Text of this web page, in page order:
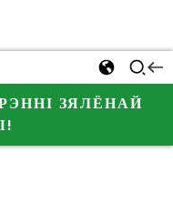
ЗЯЛЁНАЙ